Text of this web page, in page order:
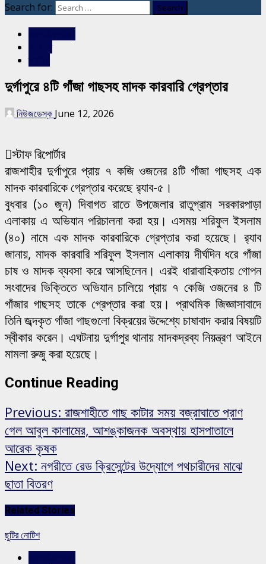
Search for:
দুর্গাপুরে ৪টি গাঁজা গাছসহ মাদক কারবারি গ্রেপ্তার
নিউজডেস্ক June 12, 2026
স্টাফ রিপোর্টার
রাজশাহীর দুর্গাপুরে প্রায় ৭ কজি ওজনের ৪টি গাঁজা গাছসহ এক
মাদক কারবারিকে গ্রেপ্তার করেছে র‌্যাব-৫।
বুধবার (১০ জুন) দিবাগত রাতে উপজেলার রাতুগ্রাম সরকারপাড়া
এলাকায় এ অভিযান পরিচালনা করা হয়। এসময় শরিফুল ইসলাম
(৪০) নামে এক মাদক কারবারিকে গ্রেপ্তার করা হয়েছে। র‌্যাব
জানায়, মাদক কারবারি শরিফুল ইসলাম এলাকায় দীর্ঘদিন ধরে গাঁজা
চাষ ও মাদক ব্যবসা করে আসছিলেন। এরই ধারাবাহিকতায় গোপন
সংবাদের ভিক্তিতে অভিযান চালিয়ে প্রায় ৭ কেজি ওজনের ৪ টি
গাঁজার গাছসহ তাকে গ্রেপ্তার করা হয়। প্রাথমিক জিজ্ঞাসাবাদে
তিনি জব্দকৃত গাঁজা গাছগুলো বিক্রয়ের উদ্দেশ্যে চাষাবাদ করার বিষয়টি
স্বীকার করেন। এঘটনায় দুর্গাপুর থানায় মাদকদ্রব্য নিয়ন্ত্রণ আইনে
মামলা রুজু করা হয়েছে।
Continue Reading
Previous: রাজশাহীতে গাছ কাটার সময় বজ্রাঘাতে প্রাণ
গেল আবুল কালামের, আশঙ্কাজনক অবস্থায় হাসপাতালে
আরেক কৃষক
Next: নগরীতে রেড ক্রিসেন্টের উদ্যোগে পথচারীদের মাঝে
ছাতা বিতরণ
Related Stories
ছুটির নোটিশ